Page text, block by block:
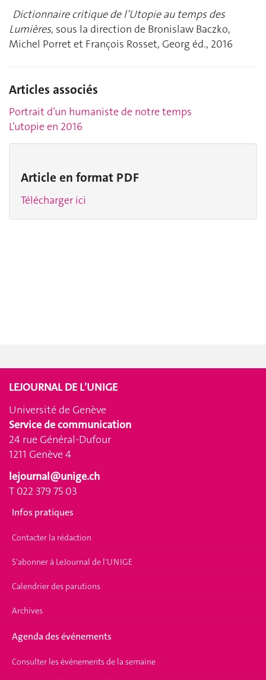
Dictionnaire critique de l’Utopie au temps des
Lumières, sous la direction de Bronislaw Baczko,
Michel Porret et François Rosset, Georg éd., 2016
Articles associés
Portrait d’un humaniste de notre temps
L’utopie en 2016
Article en format PDF
Télécharger ici
LEJOURNAL DE L'UNIGE
Université de Genève
Service de communication
24 rue Général-Dufour
1211 Genève 4
lejournal@unige.ch
T 022 379 75 03
Infos pratiques
Contacter la rédaction
S'abonner à LeJournal de l'UNIGE
Calendrier des parutions
Archives
Agenda des événements
Consulter les événements de la semaine